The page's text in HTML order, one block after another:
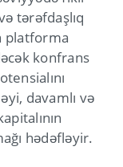
tərəfdaşlıq
platforma
konfrans
davamlı və
hədəfləyir.